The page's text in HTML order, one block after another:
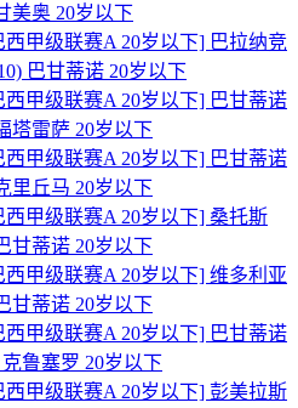
美奥 20岁以下
西甲级联赛A 20岁以下] 巴拉纳竞
巴甘蒂诺 20岁以下
西甲级联赛A 20岁以下] 巴甘蒂诺
塔雷萨 20岁以下
西甲级联赛A 20岁以下] 巴甘蒂诺
里丘马 20岁以下
西甲级联赛A 20岁以下] 桑托斯
甘蒂诺 20岁以下
西甲级联赛A 20岁以下] 维多利亚
甘蒂诺 20岁以下
西甲级联赛A 20岁以下] 巴甘蒂诺
鲁塞罗 20岁以下
西甲级联赛A 20岁以下] 彭美拉斯